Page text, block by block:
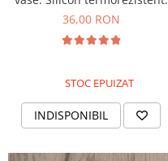
36,00 RON
STOC EPUIZAT
INDISPONIBIL